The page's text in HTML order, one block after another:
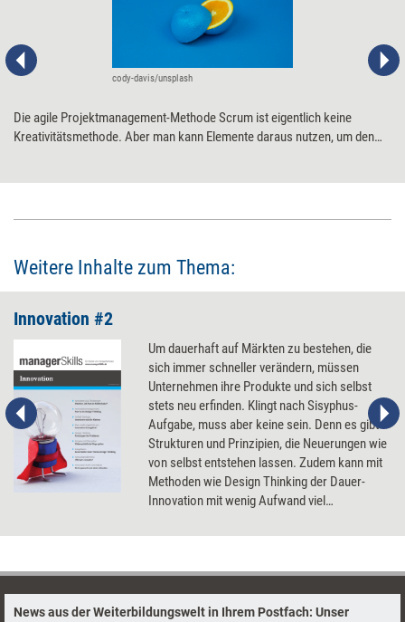
cody-davis/unsplash
Die agile Projektmanagement-Methode Scrum ist eigentlich keine
Kreativitätsmethode. Aber man kann Elemente daraus nutzen, um den
Weitere Inhalte zum Thema:
Innovation #2
Um dauerhaft auf Märkten zu bestehen, die
sich immer schneller verändern, müssen
Unternehmen ihre Produkte und sich selbst
stets neu erfinden. Klingt nach Sisyphus-
Aufgabe, muss aber keine sein. Denn es gibt
Strukturen und Prinzipien, die Neuerungen wie
von selbst entstehen lassen. Zudem kann mit
Methoden wie Design Thinking der Dauer-
Innovation mit wenig Aufwand viel
News aus der Weiterbildungswelt in Ihrem Postfach: Unser